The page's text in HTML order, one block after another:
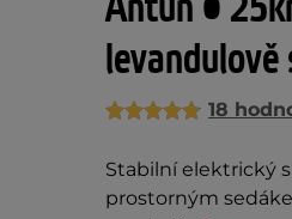
18
Stabilní elektrický
prostorným